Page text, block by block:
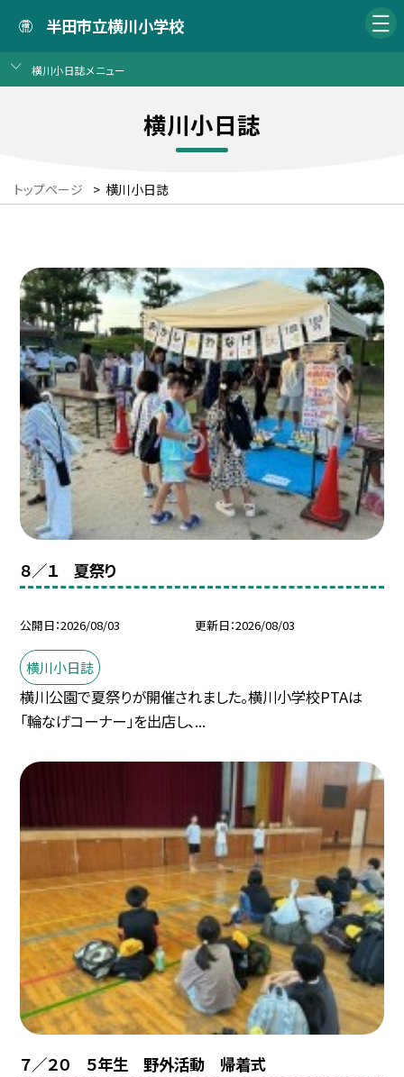
半田市立横川小学校
横川小日誌メニュー
横川小日誌
トップページ > 横川小日誌
８／１ 夏祭り
公開日 2026/08/03 更新日 2026/08/03
横川小日誌
横川公園で夏祭りが開催されました。横川小学校PTAは
「輪なげコーナー」を出店し、...
７／２０ ５年生 野外活動 帰着式